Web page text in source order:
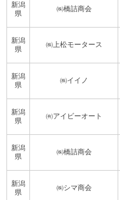
新潟
県
㈱橋詰商会
新潟
県
㈱上松モータース
新潟
県
㈱イイノ
新潟
県
㈲アイビーオート
新潟
県
㈱橋詰商会
新潟
県
㈱シマ商会